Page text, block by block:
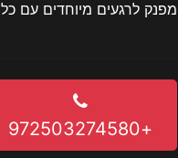
מפנק לרגעים מיוחדים עם כל
+972503274580